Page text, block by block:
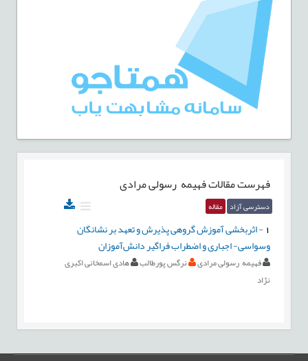
فهرست مقالاتفهیمه رسولی مرادی
دسترسی آزاد مقاله
-اثربخشی آموزش گروهی پذیرش و تعهد بر نشانگان
وسواسی- اجباری و اضطراب فراگیر دانش‏‌آموزان
فهیمه رسولی مرادی نرگس پورطالب
هادی اسمخانی اکبری
نژاد